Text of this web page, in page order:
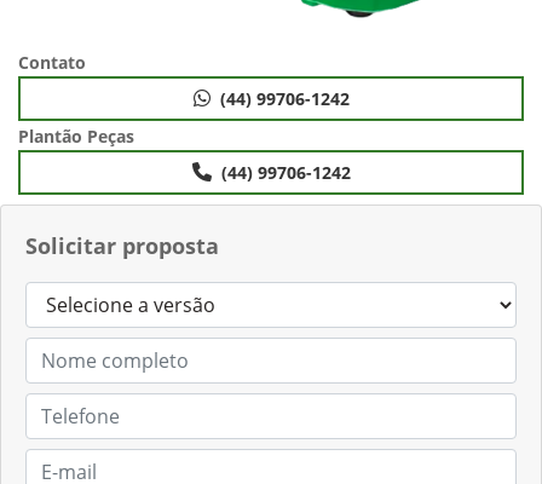
Solicitar proposta
Contato
(44) 99706-1242
Plantão Peças
(44) 99706-1242